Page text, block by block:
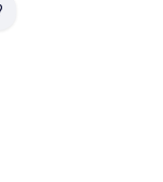
Reserved.